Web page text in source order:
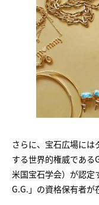
さらに、宝石広場には
する世界的権威であ
米国宝石学会）が認定
G.G.」の資格保有者が